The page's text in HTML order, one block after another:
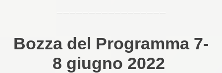
—————————————————
Bozza del Programma 7-
8 giugno 2022